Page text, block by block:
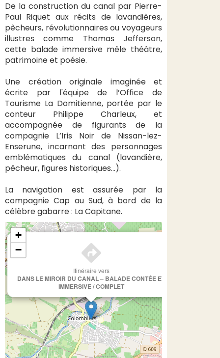
De la construction du canal par Pierre-
Paul Riquet aux récits de lavandières,
pêcheurs, révolutionnaires ou voyageurs
illustres comme Thomas Jefferson,
cette balade immersive mêle théâtre,
patrimoine et poésie.
Une création originale imaginée et
écrite par l'équipe de l’Office de
Tourisme La Domitienne, portée par le
conteur Philippe Charleux, et
accompagnée de figurants de la
compagnie L’Iris Noir de Nissan-lez-
Enserune, incarnant des personnages
emblématiques du canal (lavandière,
pêcheur, figures historiques…).
La navigation est assurée par la
compagnie Cap au Sud, à bord de la
célèbre gabarre : La Capitane.
Itinéraire vers
DANS LE MIROIR DU CANAL – BALADE CONTÉE ET
IMMERSIVE / COMPLET
+
−